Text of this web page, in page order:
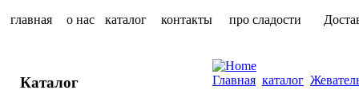
главная о нас каталог контакты про сладости
Каталог Главная каталог